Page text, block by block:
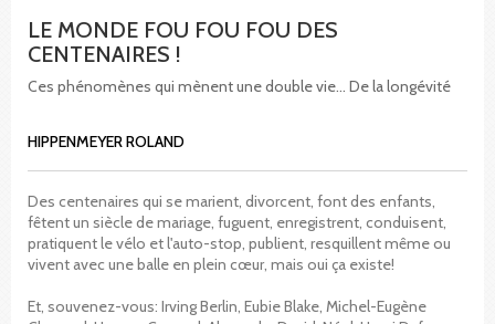
LE MONDE FOU FOU FOU DES
CENTENAIRES !
Ces phénomènes qui mènent une double vie... De la longévité
HIPPENMEYER ROLAND
Des centenaires qui se marient, divorcent, font des enfants,
fêtent un siècle de mariage, fuguent, enregistrent, conduisent,
pratiquent le vélo et l'auto-stop, publient, resquillent même ou
vivent avec une balle en plein cœur, mais oui ça existe!
Et, souvenez-vous: Irving Berlin, Eubie Blake, Michel-Eugène